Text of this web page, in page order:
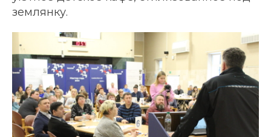
землянку.